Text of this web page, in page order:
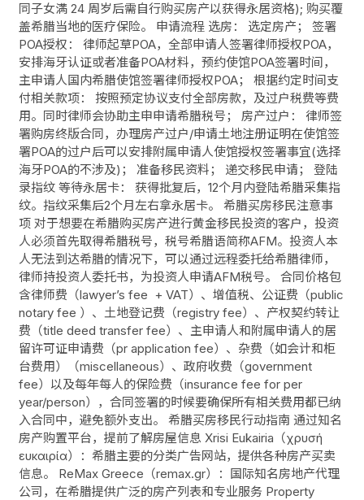
同子女满 24 周岁后需自行购买房产以获得永居资格); 购买覆
盖希腊当地的医疗保险。 申请流程 选房： 选定房产； 签署
POA授权： 律师起草POA，全部申请人签署律师授权POA，
安排海牙认证或者准备POA材料，预约使馆POA签署时间，
主申请人国内希腊使馆签署律师授权POA； 根据约定时间支
付相关款项： 按照预定协议支付全部房款，及过户税费等费
用。同时律师会协助主申申请希腊税号； 房产过户： 律师签
署购房终版合同，办理房产过户/申请土地注册证明在使馆签
署POA的过户后可以安排附属申请人使馆授权签署事宜(选择
海牙POA的不涉及)； 准备移民资料； 递交移民申请； 登陆
录指纹 等待永居卡： 获得批复后，12个月内登陆希腊采集指
纹。指纹采集后2个月左右拿永居卡。 希腊买房移民注意事
项 对于想要在希腊购买房产进行黄金移民投资的客户，投资
人必须首先取得希腊税号，税号希腊语简称AFM。投资人本
人无法到达希腊的情况下，可以通过远程委托给希腊律师，
律师持投资人委托书，为投资人申请AFM税号。 合同价格包
含律师费（lawyer’s fee + VAT）、增值税、公证费（public
notary fee ）、土地登记费（registry fee）、产权契约转让
费（title deed transfer fee）、主申请人和附属申请人的居
留许可证申请费（pr application fee）、杂费（如会计和柜
台费用）（miscellaneous）、政府收费（government
fee）以及每年每人的保险费（insurance fee for per
year/person），合同签署的时候要确保所有相关费用都已纳
入合同中，避免额外支出。 希腊买房移民行动指南 通过知名
房产购置平台，提前了解房屋信息 Xrisi Eukairia（χρυσή
ευκαιρία）：希腊主要的分类广告网站，提供各种房产买卖
信息。 ReMax Greece（remax.gr）：国际知名房地产代理
公司，在希腊提供广泛的房产列表和专业服务 Property